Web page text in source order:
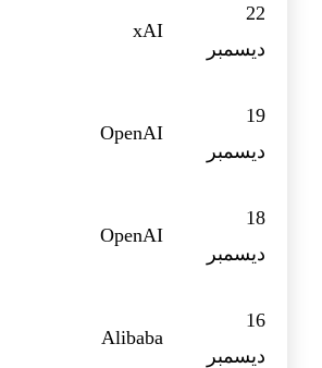
22
ديسمبر
xAI
19
ديسمبر
OpenAI
18
ديسمبر
OpenAI
16
ديسمبر
Alibaba